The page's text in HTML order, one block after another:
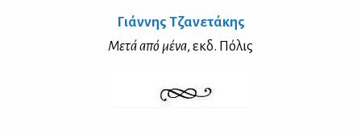
Γιάν­νης Τζα­νε­τά­κης
Με­τά από μέ­να, εκδ. Πό­λις